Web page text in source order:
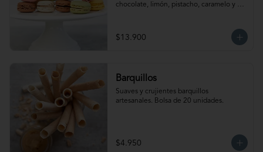
chocolate, limón, pistacho, caramelo y
$13.900
Barquillos
Suaves y crujientes barquillos
artesanales. Bolsa de 20 unidades.
$4.950